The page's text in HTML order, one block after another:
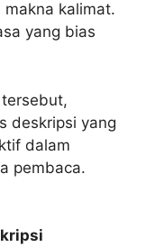
kalimat.
yang bias
deskripsi yang
dalam
pembaca.